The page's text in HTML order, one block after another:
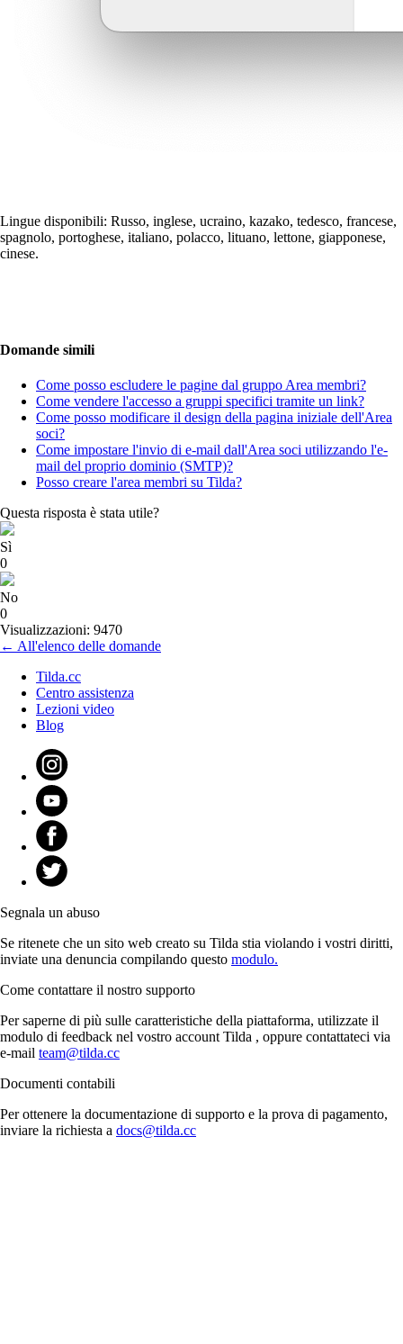
Lingue disponibili: Russo, inglese, ucraino, kazako, tedesco, francese,
spagnolo, portoghese, italiano, polacco, lituano, lettone, giapponese,
cinese.
Domande simili
Come posso escludere le pagine dal gruppo Area membri?
Come vendere l'accesso a gruppi specifici tramite un link?
Come posso modificare il design della pagina iniziale dell'Area
soci?
Come impostare l'invio di e-mail dall'Area soci utilizzando l'e-
mail del proprio dominio (SMTP)?
Posso creare l'area membri su Tilda?
Questa risposta è stata utile?
Sì
0
No
0
Visualizzazioni: 9470
← All'elenco delle domande
Tilda.cc
Centro assistenza
Lezioni video
Blog
Segnala un abuso
Se ritenete che un sito web creato su Tilda stia violando i vostri diritti,
inviate una denuncia compilando questo modulo.
Come contattare il nostro supporto
Per saperne di più sulle caratteristiche della piattaforma, utilizzate il
modulo di feedback nel vostro account Tilda , oppure contattateci via
e-mail team@tilda.cc
Documenti contabili
Per ottenere la documentazione di supporto e la prova di pagamento,
inviare la richiesta a docs@tilda.cc